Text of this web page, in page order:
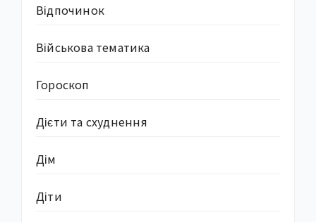
Відпочинок
Військова тематика
Гороскоп
Дієти та схуднення
Дім
Діти